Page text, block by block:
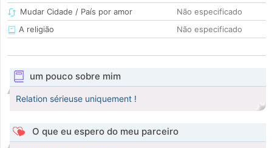
Mudar Cidade / País por amor
Não especificado
A religião
Não especificado
um pouco sobre mim
Relation sérieuse uniquement !
O que eu espero do meu parceiro